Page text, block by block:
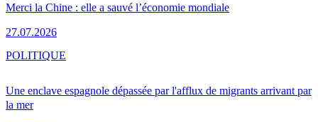
Merci la Chine : elle a sauvé l’économie mondiale
27.07.2026
Une enclave espagnole dépassée par l'afflux de migrants arrivant par
la mer
POLITIQUE